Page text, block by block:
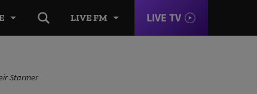
LIVE FM LIVE TV
Starmer